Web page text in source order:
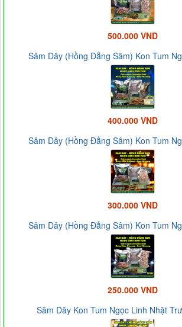
500.000 VND
Sâm Dây (Hồng Đẳng Sâm) Kon Tum
400.000 VND
Sâm Dây (Hồng Đẳng Sâm) Kon Tum
300.000 VND
Sâm Dây (Hồng Đẳng Sâm) Kon Tum
250.000 VND
Sâm Dây Kon Tum Ngọc Linh Nhật